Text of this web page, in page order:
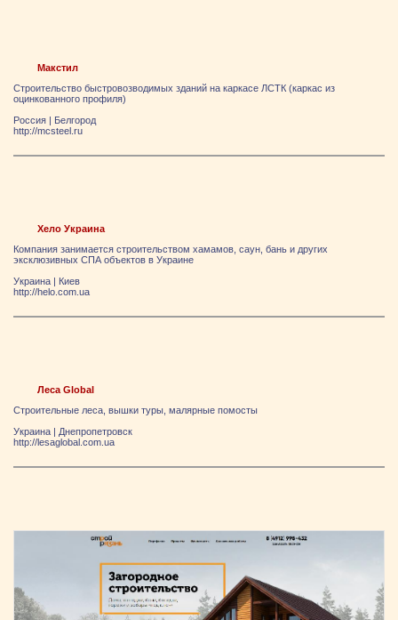
Макстил
Строительство быстровозводимых зданий на каркасе ЛСТК (каркас из
оцинкованного профиля)
Россия | Белгород
http://mcsteel.ru
Хело Украина
Компания занимается строительством хамамов, саун, бань и других
эксклюзивных СПА объектов в Украине
Украина | Киев
http://helo.com.ua
Леса Global
Строительные леса, вышки туры, малярные помосты
Украина | Днепропетровск
http://lesaglobal.com.ua